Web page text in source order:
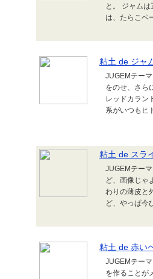
と。 ジャム
は、たらこペ
粘土 de ジャ
JUGEMテー
をのせ、さら
レッドカラン
系がいつもヒ
粘土 de スラ
JUGEMテー
ど、画像じゃ
わりの薄皮と
ど、やっぱ今
粘土 de 赤い
JUGEMテー
を作ることが